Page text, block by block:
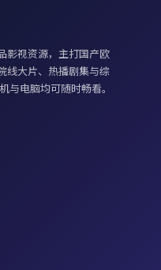
影视资源，主打国产欧
线大片、热播剧集与综
与电脑均可随时畅看。